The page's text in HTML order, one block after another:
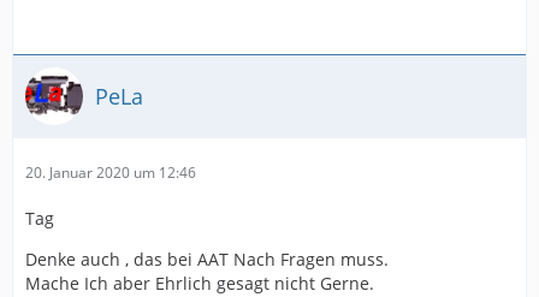
PeLa
20. Januar 2020 um 12:46
Tag
Denke auch , das bei AAT Nach Fragen muss.
Mache Ich aber Ehrlich gesagt nicht Gerne.